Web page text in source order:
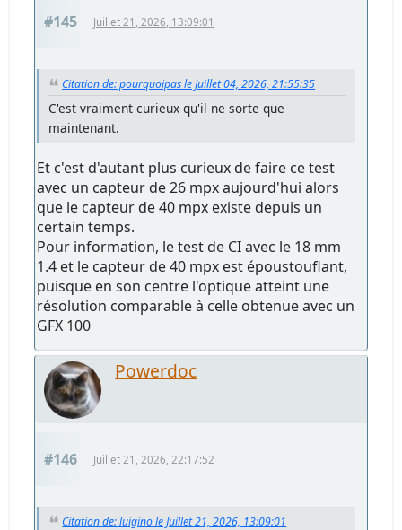
#145 Juillet 21, 2026, 13:09:01
Citation de: pourquoipas le Juillet 04, 2026, 21:55:35
C'est vraiment curieux qu'il ne sorte que
maintenant.
Et c'est d'autant plus curieux de faire ce test
avec un capteur de 26 mpx aujourd'hui alors
que le capteur de 40 mpx existe depuis un
certain temps.
Pour information, le test de CI avec le 18 mm
1.4 et le capteur de 40 mpx est époustouflant,
puisque en son centre l'optique atteint une
résolution comparable à celle obtenue avec un
GFX 100
Powerdoc
#146 Juillet 21, 2026, 22:17:52
Citation de: luigino le Juillet 21, 2026, 13:09:01